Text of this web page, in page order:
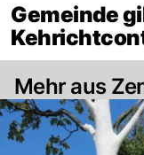
Gemeinde
Mehr aus